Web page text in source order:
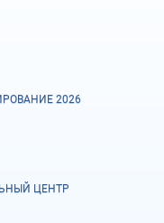
2026
ЦЕНТР